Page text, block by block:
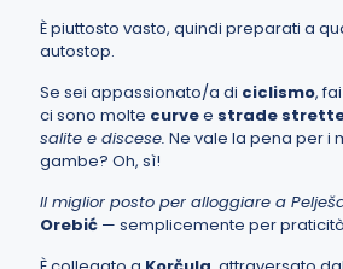
È piuttosto vasto, quindi preparati a
autostop.
Se sei appassionato/a di ciclismo,
ci sono molte curvee strade
salite e discese. Ne vale la pena per i
gambe? Oh, sì!
Il miglior posto per alloggiare a
Orebić — semplicemente per